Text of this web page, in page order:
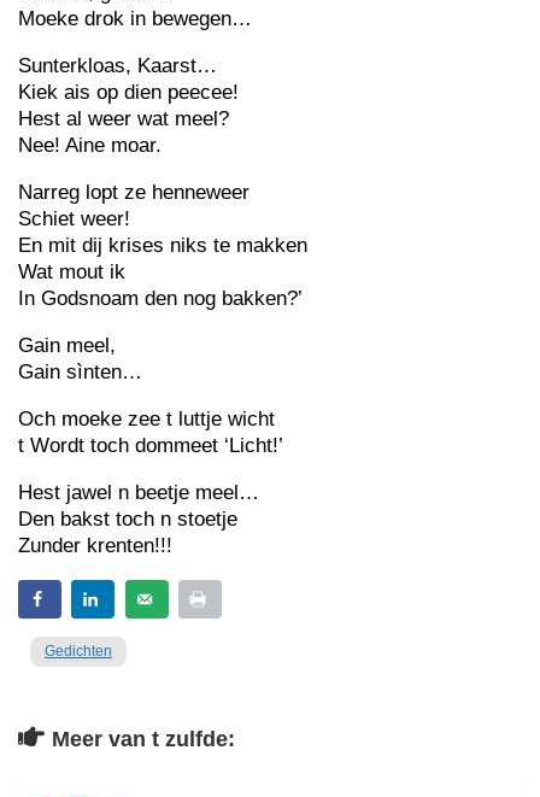
Moeke drok in bewegen…
Sunterkloas, Kaarst…
Kiek ais op dien peecee!
Hest al weer wat meel?
Nee! Aine moar.
Narreg lopt ze henneweer
Schiet weer!
En mit dij krises niks te makken
Wat mout ik
In Godsnoam den nog bakken?’
Gain meel,
Gain sìnten…
Och moeke zee t luttje wicht
t Wordt toch dommeet ‘Licht!’
Hest jawel n beetje meel…
Den bakst toch n stoetje
Zunder krenten!!!
Gedichten
Meer van t zulfde: